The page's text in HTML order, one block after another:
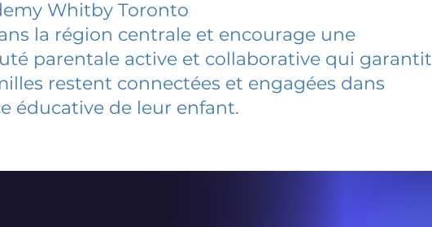
Whitby Toronto
la région centrale et encourage une
parentale active et collaborative qui garantit
restent connectées et engagées dans
éducative de leur enfant.